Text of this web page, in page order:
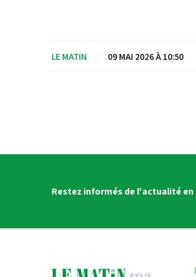
LE MATIN 09 MAI 2026 À 10:50
Restez informés de l'actualité